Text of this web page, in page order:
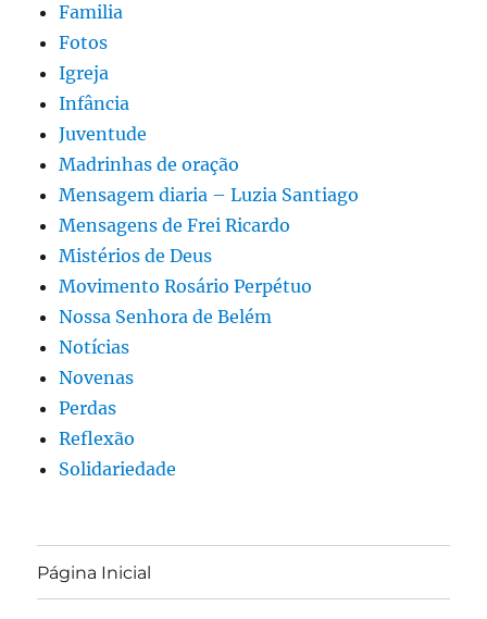
Familia
Fotos
Igreja
Infância
Juventude
Madrinhas de oração
Mensagem diaria – Luzia Santiago
Mensagens de Frei Ricardo
Mistérios de Deus
Movimento Rosário Perpétuo
Nossa Senhora de Belém
Notícias
Novenas
Perdas
Reflexão
Solidariedade
Página Inicial